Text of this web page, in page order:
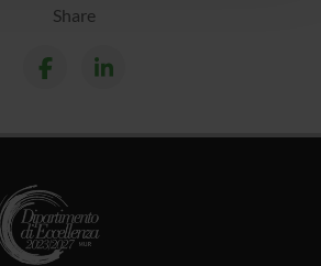
che hai fornito loro o che hanno
Share